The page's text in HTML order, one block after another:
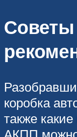
коробка
также